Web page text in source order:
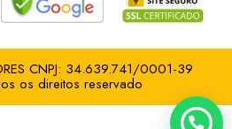
CNPJ: 34.639.741/0001-39
os direitos reservado